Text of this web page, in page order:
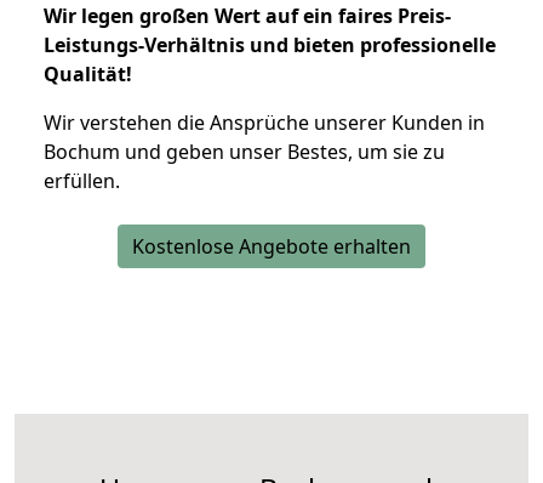
Wir legen großen Wert auf ein faires Preis-
Leistungs-Verhältnis und bieten professionelle
Qualität!
Wir verstehen die Ansprüche unserer Kunden in
Bochum und geben unser Bestes, um sie zu
erfüllen.
Kostenlose Angebote erhalten